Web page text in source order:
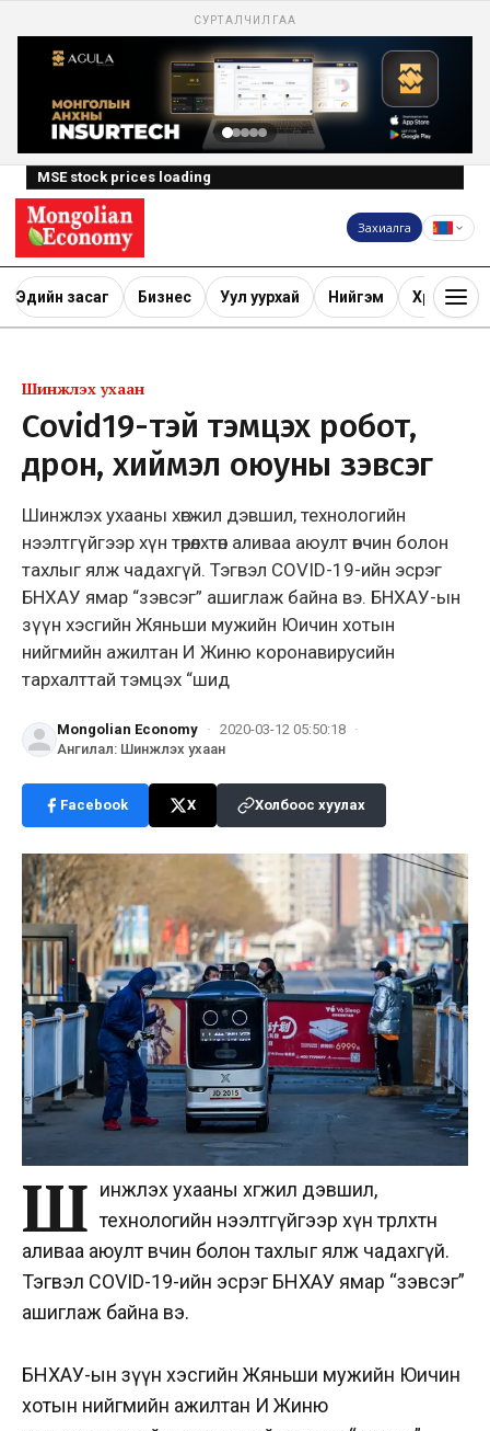
СУРТАЛЧИЛГАА
MSE stock prices loading
Захиалга
Эдийн засаг Бизнес Уул уурхай Нийгэм Хөрөнгө
Шинжлэх ухаан
Covid19-тэй тэмцэх робот,
дрон, хиймэл оюуны зэвсэг
Шинжлэх ухааны хөгжил дэвшил, технологийн
нээлтгүйгээр хүн төрөлхтөн аливаа аюулт өвчин болон
тахлыг ялж чадахгүй. Тэгвэл COVID-19-ийн эсрэг
БНХАУ ямар “зэвсэг” ашиглаж байна вэ. БНХАУ-ын
зүүн хэсгийн Жяньши мужийн Юичин хотын
нийгмийн ажилтан И Жиню коронавирусийн
тархалттай тэмцэх “шид
Mongolian Economy · 2020-03-12 05:50:18 ·
Ангилал: Шинжлэх ухаан
Facebook X Холбоос хуулах
Ш инжлэх ухааны хөгжил дэвшил,
технологийн нээлтгүйгээр хүн төрөлхтөн
аливаа аюулт өвчин болон тахлыг ялж чадахгүй.
Тэгвэл COVID-19-ийн эсрэг БНХАУ ямар “зэвсэг”
ашиглаж байна вэ.
БНХАУ-ын зүүн хэсгийн Жяньши мужийн Юичин
хотын нийгмийн ажилтан И Жиню